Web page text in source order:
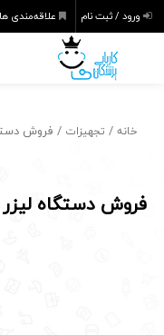
ورود / ثبت نام علاقه‌مندی ها
خانه / تجهیزات / فروش
فروش دستگاه لیزر